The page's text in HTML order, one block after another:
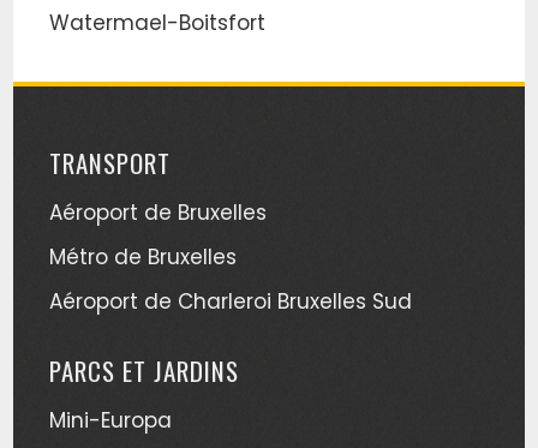
Watermael-Boitsfort
TRANSPORT
Aéroport de Bruxelles
Métro de Bruxelles
Aéroport de Charleroi Bruxelles Sud
PARCS ET JARDINS
Mini-Europa